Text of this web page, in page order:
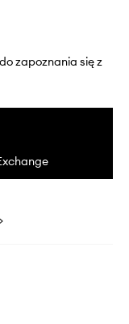
zapoznania się z